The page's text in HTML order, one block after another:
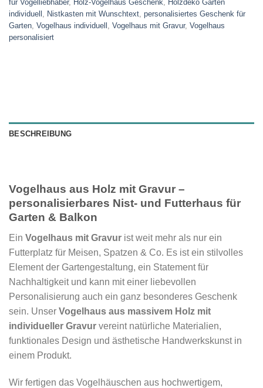
für Vogelliebhaber, Holz-Vogelhaus Geschenk, Holzdeko Garten
individuell , Nistkasten mit Wunschtext, personalisiertes Geschenk für
Garten, Vogelhaus individuell , Vogelhaus mit Gravur, Vogelhaus
personalisiert
BESCHREIBUNG
Vogelhaus aus Holz mit Gravur –
personalisierbares Nist- und Futterhaus für
Garten & Balkon
Ein Vogelhaus mit Gravur ist weit mehr als nur ein
Futterplatz für Meisen, Spatzen & Co. Es ist ein stilvolles
Element der Gartengestaltung, ein Statement für
Nachhaltigkeit und kann mit einer liebevollen
Personalisierung auch ein ganz besonderes Geschenk
sein. Unser Vogelhaus aus massivem Holz mit
individueller Gravur vereint natürliche Materialien,
funktionales Design und ästhetische Handwerkskunst in
einem Produkt.
Wir fertigen das Vogelhäuschen aus hochwertigem,